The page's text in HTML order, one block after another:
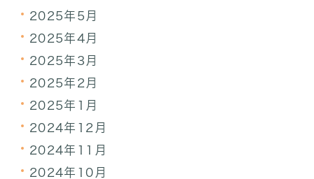
2025年5月
2025年4月
2025年3月
2025年2月
2025年1月
2024年12月
2024年11月
2024年10月